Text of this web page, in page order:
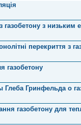
газобетону з низьким
перекриття з
газобетону
Глеба Гринфельда о
газобетону для